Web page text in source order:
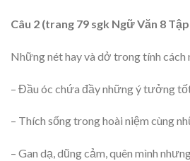
Câu 2 (trang 79 sgk Ngữ Văn 8
Những nét hay và dở trong tính
– Đầu óc chứa đầy những ý tưởng
– Thích sống trong hoài niệm cùng
– Gan dạ, dũng cảm, quên mình